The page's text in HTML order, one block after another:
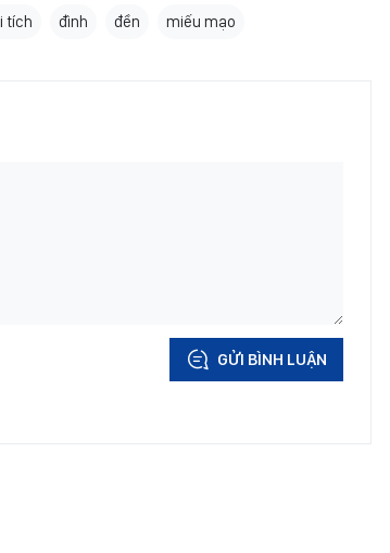
tích đình đền miếu mạo
GỬI BÌNH LUẬN